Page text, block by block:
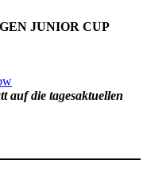
JUNIOR CUP
auf die tagesaktuellen